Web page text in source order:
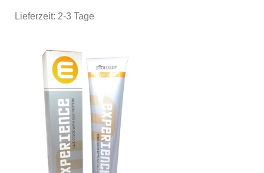
Lieferzeit: 2-3 Tage